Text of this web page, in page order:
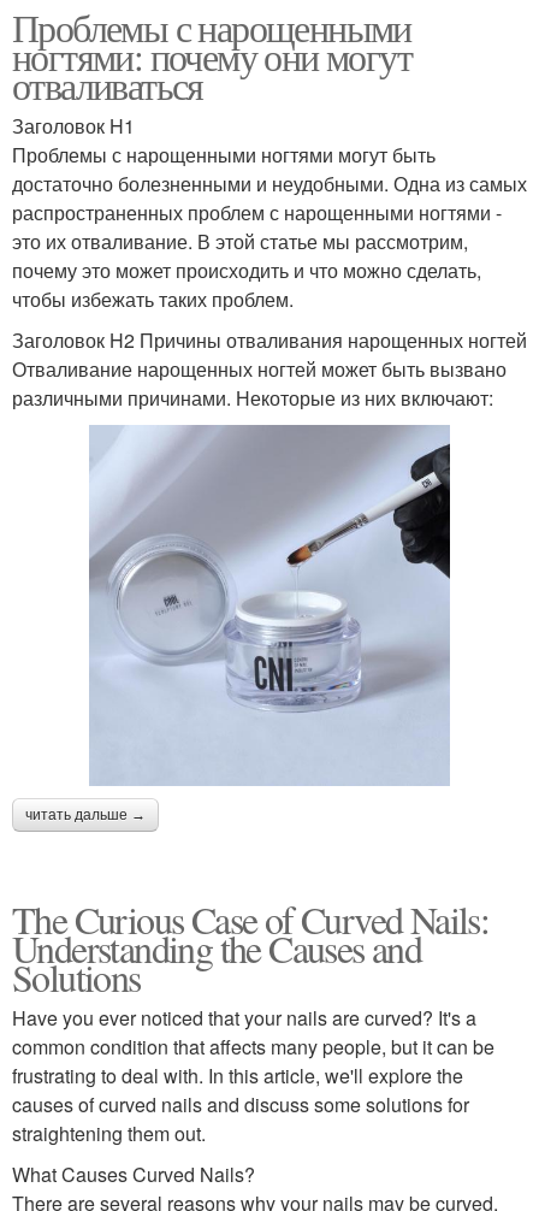
Проблемы с нарощенными
ногтями: почему они могут
отваливаться
Заголовок H1
Проблемы с нарощенными ногтями могут быть
достаточно болезненными и неудобными. Одна из самых
распространенных проблем с нарощенными ногтями -
это их отваливание. В этой статье мы рассмотрим,
почему это может происходить и что можно сделать,
чтобы избежать таких проблем.
Заголовок H2 Причины отваливания нарощенных ногтей
Отваливание нарощенных ногтей может быть вызвано
различными причинами. Некоторые из них включают:
читать дальше →
The Curious Case of Curved Nails:
Understanding the Causes and
Solutions
Have you ever noticed that your nails are curved? It's a
common condition that affects many people, but it can be
frustrating to deal with. In this article, we'll explore the
causes of curved nails and discuss some solutions for
straightening them out.
What Causes Curved Nails?
There are several reasons why your nails may be curved.